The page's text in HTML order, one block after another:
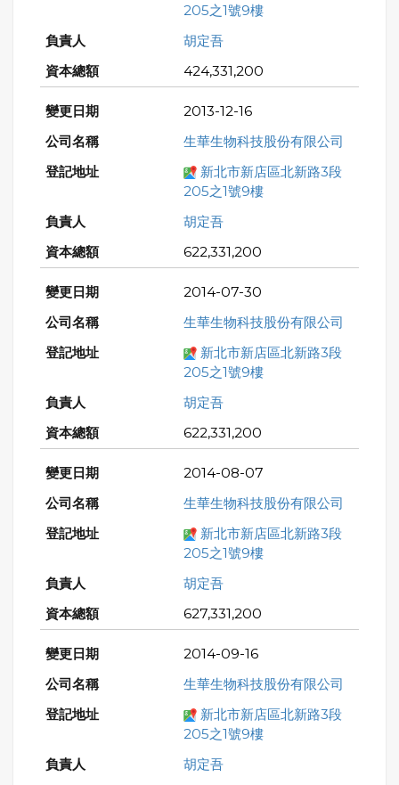
205之1號9樓
胡定吾
424,331,200
2013-12-16
生華生物科技股份有限公司
新北市新店區北新路3段
205之1號9樓
胡定吾
622,331,200
2014-07-30
生華生物科技股份有限公司
新北市新店區北新路3段
205之1號9樓
胡定吾
622,331,200
2014-08-07
生華生物科技股份有限公司
新北市新店區北新路3段
205之1號9樓
胡定吾
627,331,200
2014-09-16
生華生物科技股份有限公司
新北市新店區北新路3段
205之1號9樓
胡定吾